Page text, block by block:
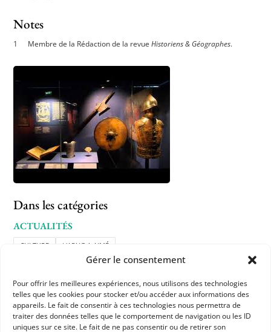
Gérer le consentement
Pour offrir les meilleures expériences, nous utilisons des technologies
telles que les cookies pour stocker et/ou accéder aux informations des
appareils. Le fait de consentir à ces technologies nous permettra de
traiter des données telles que le comportement de navigation ou les ID
uniques sur ce site. Le fait de ne pas consentir ou de retirer son
Notes
Membre de la Rédaction de la revueHistoriens & Géographes.
Dans les catégories
ACTUALITÉS
CULTURE L'APHG A AIMÉ